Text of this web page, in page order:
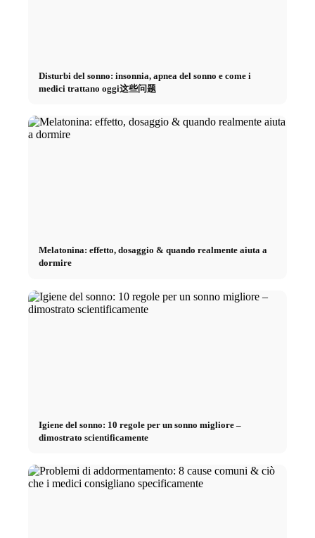
Disturbi del sonno: insonnia, apnea del sonno e come i
medici trattano oggi这些问题
Melatonina: effetto, dosaggio & quando realmente aiuta a
dormire
Igiene del sonno: 10 regole per un sonno migliore –
dimostrato scientificamente